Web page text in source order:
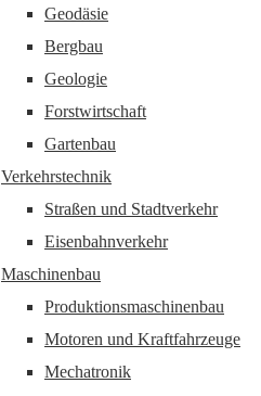
Geodäsie
Bergbau
Geologie
Forstwirtschaft
Gartenbau
Verkehrstechnik
Straßen und Stadtverkehr
Eisenbahnverkehr
Maschinenbau
Produktionsmaschinenbau
Motoren und Kraftfahrzeuge
Mechatronik